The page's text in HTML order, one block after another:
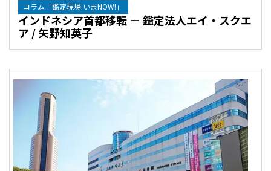
コラム「鑑定現場 いまNOW!」
インドネシア首都移転 － 鑑定法人エイ・スクエ
ア / 矢野知英子